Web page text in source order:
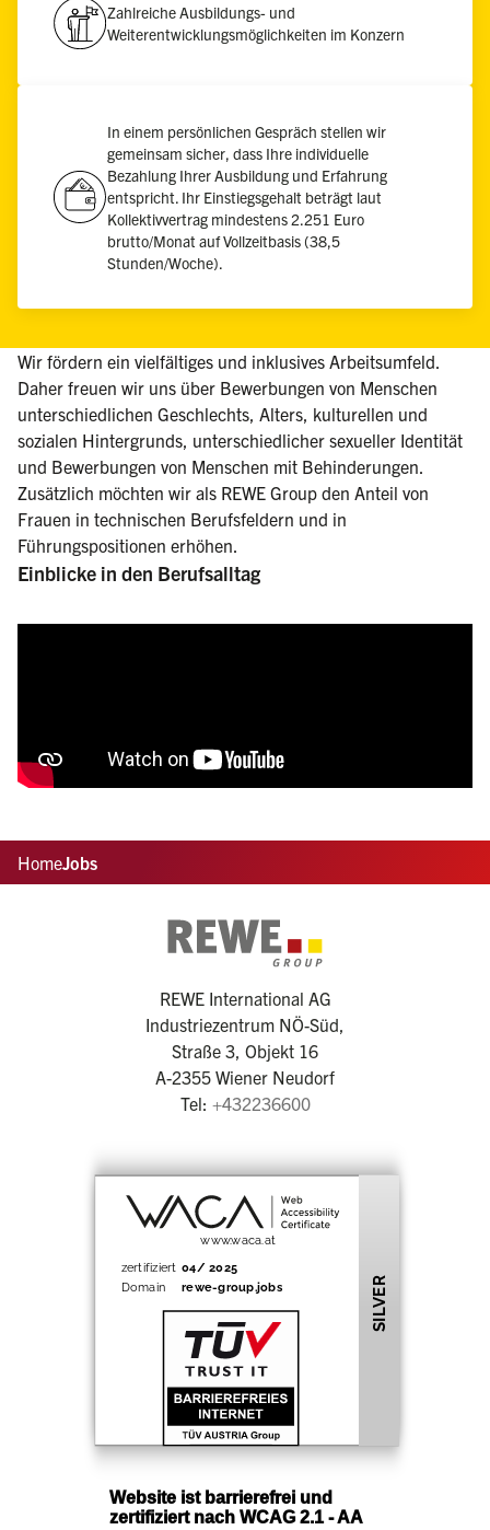
Zahlreiche Ausbildungs- und
Weiterentwicklungsmöglichkeiten im Konzern
In einem persönlichen Gespräch stellen wir
gemeinsam sicher, dass Ihre individuelle
Bezahlung Ihrer Ausbildung und Erfahrung
entspricht. Ihr Einstiegsgehalt beträgt laut
Kollektivvertrag mindestens 2.251 Euro
brutto/Monat auf Vollzeitbasis (38,5
Stunden/Woche).
Wir fördern ein vielfältiges und inklusives Arbeitsumfeld.
Daher freuen wir uns über Bewerbungen von Menschen
unterschiedlichen Geschlechts, Alters, kulturellen und
sozialen Hintergrunds, unterschiedlicher sexueller Identität
und Bewerbungen von Menschen mit Behinderungen.
Zusätzlich möchten wir als REWE Group den Anteil von
Frauen in technischen Berufsfeldern und in
Führungspositionen erhöhen.
Einblicke in den Berufsalltag
HomeJobs
REWE International AG
Industriezentrum NÖ-Süd,
Straße 3, Objekt 16
A-2355 Wiener Neudorf
Tel: +432236600